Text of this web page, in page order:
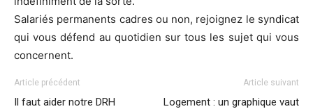
Salariés permanents cadres ou non, rejoignez le syndicat
qui vous défend au quotidien sur tous les sujet qui vous
concernent.
Article précédent
Il faut aider notre DRH
Article suivant
Logement : un graphique vaut